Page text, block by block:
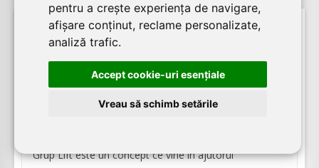
pentru a crește experiența de navigare,
afișare conținut, reclame personalizate,
analiză trafic.
Accept cookie-uri esenţiale
Vreau să schimb setările
GRUP LIFT - Lifturi - Ascensoare - Scări și
Grup Lift este un concept ce vine în ajutorul